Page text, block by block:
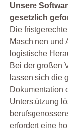
Unsere
gesetzlich
Die
Maschinen und
logistische
Bei der großen
lassen sich die
Dokumentation
Unterstützung
erfordert eine